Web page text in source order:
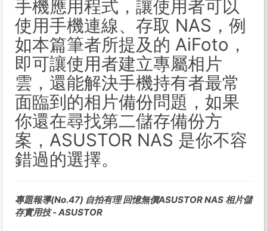
手機應用程式，讓使用者可以
使用手機連線、存取 NAS，例
如本篇筆者所提及的 AiFoto，
即可讓使用者建立專屬相片
雲，還能解決手機持有者最常
面臨到的相片備份問題，如果
你還在尋找第二儲存備份方
案，ASUSTOR NAS 是你不容
錯過的選擇。
專題報導(No.47) 自拍有理 回憶無價ASUSTOR NAS 相片儲
存實用技 - ASUSTOR